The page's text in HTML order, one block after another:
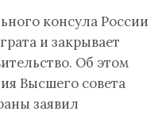
консула России
и закрывает
Об этом
Высшего совета
заявил